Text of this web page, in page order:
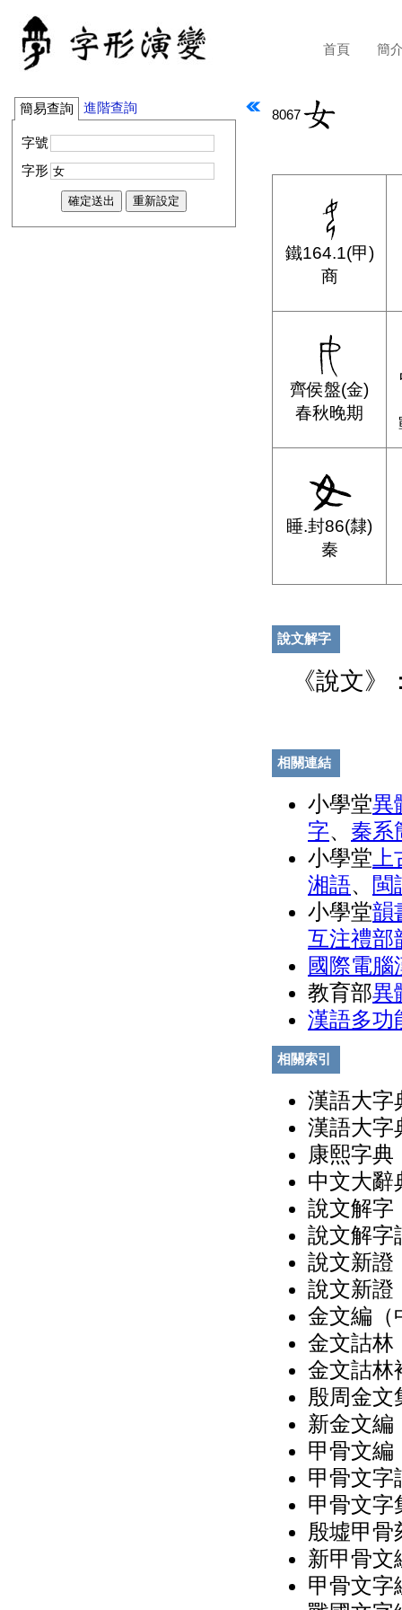
首頁 簡
簡易查詢 進階查詢
字號
字形
8067
鐵164.1(甲)
商
齊侯盤(金)
春秋晚期
睡.封86(隸)
秦
說文解字
《說文
相關連結
小學堂異
字、 秦系
小學堂
湘語、 閩
小學堂韻
互注禮部
國際電腦
教育部異
漢語多功
相關索引
漢語大字
漢語大字
康熙字典
中文大辭
說文解字
說文解字
說文新證
說文新證
金文編（
金文詁林
金文詁林
殷周金文
新金文編
甲骨文編
甲骨文字
甲骨文字
殷墟甲骨
新甲骨文
甲骨文字